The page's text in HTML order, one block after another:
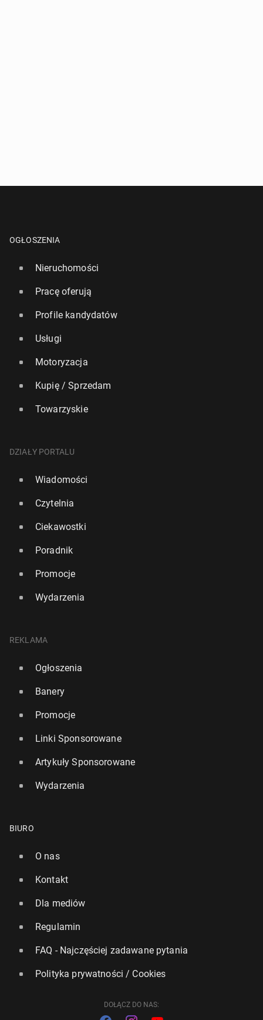
ce­lo­nie. W nocy też padł rekord
9 lipca, 11:00
Europa uniknie więk­szych strat w plonach
7 lipca, 13:00
OGŁOSZENIA
Nieruchomości
Pracę oferują
Profile kandydatów
Usługi
Motoryzacja
Kupię / Sprzedam
Towarzyskie
DZIAŁY PORTALU
Wiadomości
Czytelnia
Ciekawostki
Poradnik
Promocje
Wydarzenia
REKLAMA
Ogłoszenia
Banery
Promocje
Linki Sponsorowane
Artykuły Sponsorowane
Wydarzenia
BIURO
O nas
Kontakt
Dla mediów
Regulamin
FAQ - Najczęściej zadawane pytania
Polityka prywatności / Cookies
DOŁĄCZ DO NAS: